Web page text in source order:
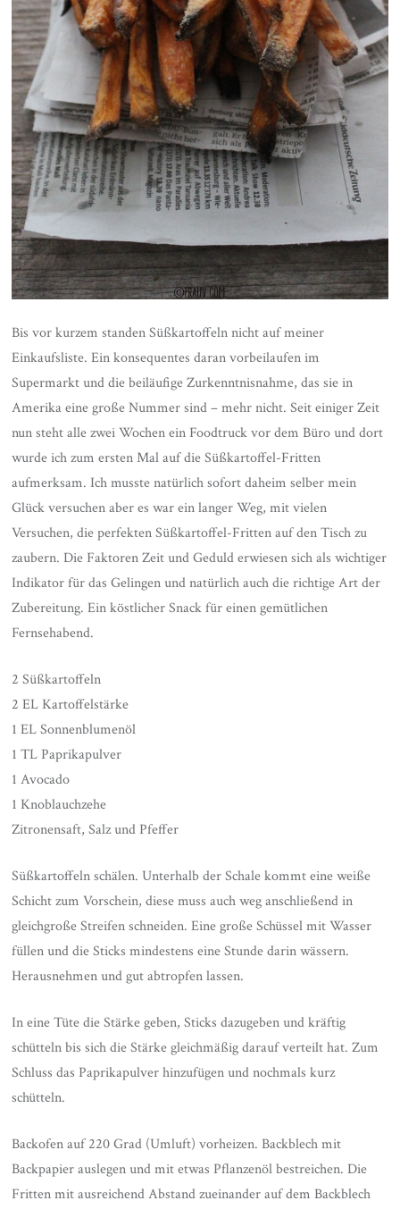
Bis vor kurzem standen Süßkartoffeln nicht auf meiner
Einkaufsliste. Ein konsequentes daran vorbeilaufen im
Supermarkt und die beiläufige Zurkenntnisnahme, das sie in
Amerika eine große Nummer sind – mehr nicht. Seit einiger Zeit
nun steht alle zwei Wochen ein Foodtruck vor dem Büro und dort
wurde ich zum ersten Mal auf die Süßkartoffel-Fritten
aufmerksam. Ich musste natürlich sofort daheim selber mein
Glück versuchen aber es war ein langer Weg, mit vielen
Versuchen, die perfekten Süßkartoffel-Fritten auf den Tisch zu
zaubern. Die Faktoren Zeit und Geduld erwiesen sich als wichtiger
Indikator für das Gelingen und natürlich auch die richtige Art der
Zubereitung. Ein köstlicher Snack für einen gemütlichen
Fernsehabend.
2 Süßkartoffeln
2 EL Kartoffelstärke
1 EL Sonnenblumenöl
1 TL Paprikapulver
1 Avocado
1 Knoblauchzehe
Zitronensaft, Salz und Pfeffer
Süßkartoffeln schälen. Unterhalb der Schale kommt eine weiße
Schicht zum Vorschein, diese muss auch weg anschließend in
gleichgroße Streifen schneiden. Eine große Schüssel mit Wasser
füllen und die Sticks mindestens eine Stunde darin wässern.
Herausnehmen und gut abtropfen lassen.
In eine Tüte die Stärke geben, Sticks dazugeben und kräftig
schütteln bis sich die Stärke gleichmäßig darauf verteilt hat. Zum
Schluss das Paprikapulver hinzufügen und nochmals kurz
schütteln.
Backofen auf 220 Grad (Umluft) vorheizen. Backblech mit
Backpapier auslegen und mit etwas Pflanzenöl bestreichen. Die
Fritten mit ausreichend Abstand zueinander auf dem Backblech